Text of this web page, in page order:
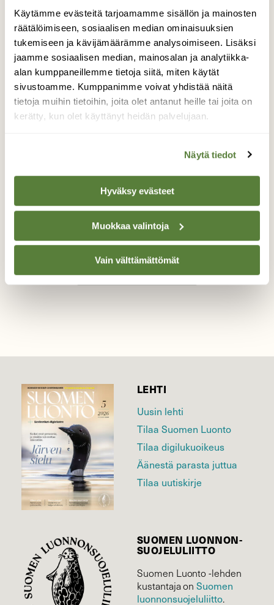
Käytämme evästeitä tarjoamamme sisällön ja mainosten
räätälöimiseen, sosiaalisen median ominaisuuksien
tukemiseen ja kävijämäärämme analysoimiseen. Lisäksi
jaamme sosiaalisen median, mainosalan ja analytiikka-
alan kumppaneillemme tietoja siitä, miten käytät
sivustoamme. Kumppanimme voivat yhdistää näitä
tietoja muihin tietoihin, joita olet antanut heille tai joita on
kerätty, kun olet käyttänyt heidän palvelujaan.
Näytä tiedot
Hyväksy evästeet
Muokkaa valintoja
Vain välttämättömät
Harmaahaikaroilla perheen
rakennusta
Haikarayhdyskunnassa vilkasta liikehdintää.
seuraava steppi.
Valokuvaaja: tapio keinonen, Porvoo 24.3.2026
TAKAISIN LISTAAN
LEHTI
Uusin lehti
Tilaa Suomen Luonto
Tilaa digilukuoikeus
Äänestä parasta juttua
Tilaa uutiskirje
SUOMEN LUONNON­
SUOJELU­LIITTO
Suomen Luonto -lehden
kustantaja onSuomen
luonnonsuojelu­liitto.